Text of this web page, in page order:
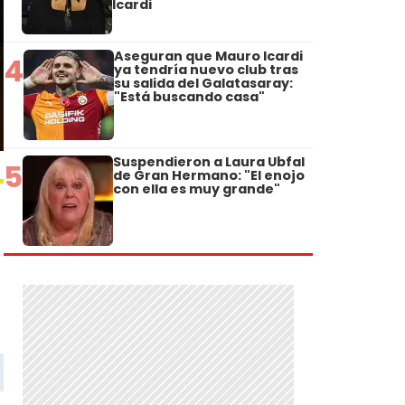
Icardi
4 Aseguran que Mauro Icardi
ya tendría nuevo club tras
su salida del Galatasaray:
"Está buscando casa"
5 Suspendieron a Laura Ubfal
de Gran Hermano: "El enojo
con ella es muy grande"